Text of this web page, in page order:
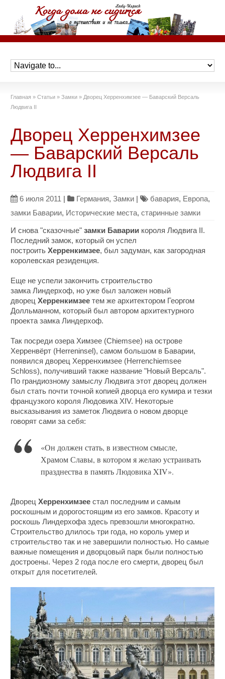
Главная » Статьи » Замки » Дворец Херренхимзее — Баварский Версаль
Людвига II
Дворец Херренхимзее
— Баварский Версаль
Людвига II
6 июля 2011 | Германия,Замки | бавария, Европа,
замки Баварии, Исторические места,старинные замки
И снова "сказочные"замки Баварии короля Людвига II.
Последний замок, который он успел
построитьХерренкимзее, был задуман, как загородная
королевская резиденция.
Еще не успели закончить строительство
замка Линдерхоф, но уже был заложен новый
дворецХерренкимзее тем же архитектором Георгом
Долльманном, который был автором архитектурного
проекта замка Линдерхоф.
Так посреди озера Химзее (Chiemsee) на острове
Херренвёрт (Herreninsel), самом большом в Баварии,
появился дворец Херренхимзее (Herrenchiemsee
Schloss), получивший также название "Новый Версаль".
По грандиозному замыслу Людвига этот дворец должен
был стать почти точной копией дворца его кумира и тезки
французкого короля Людовика XIV. Некоторые
высказывания из заметок Людвига о новом дворце
говорят сами за себя:
«Он должен стать, в известном смысле,
Храмом Славы, в котором я желаю устраивать
празднества в память Людовика XIV».
ДворецХерренхимзее стал последним и самым
роскошным и дорогостоящим из его замков. Красоту и
роскошь Линдерхофа здесь превзошли многократно.
Строительство длилось три года, но король умер и
строительство так и не завершили полностью. Но самые
важные помещения и дворцовый парк были полностью
достроены. Через 2 года после его смерти, дворец был
открыт для посетителей.